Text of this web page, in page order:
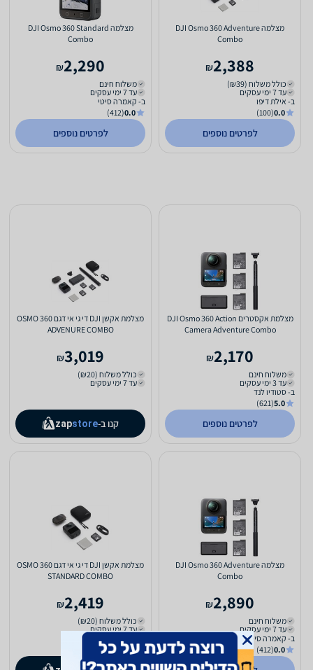
מצלמה DJI Osmo 360 Adventure
Combo
2,388
₪
כולל משלוח (₪39)
עד 7 ימי עסקים
ב- אילת דיפו
0.0
(100)
לפרטים נוספים
מצלמה DJI Osmo 360 Standard
Combo
2,290
₪
משלוח חינם
עד 7 ימי עסקים
ב- קאמרה סיטי
0.0
(412)
לפרטים נוספים
מצלמת אקסטרים DJI Osmo 360 Action
Camera Adventure Combo
2,170
₪
משלוח חינם
עד 3 ימי עסקים
ב- סטודיו לנד
5.0
(621)
לפרטים נוספים
מצלמת אקשן DJI די גי אי דגם OSMO 360
ADVENURE COMBO
3,019
₪
כולל משלוח (₪20)
עד 7 ימי עסקים
קנו ב- zapstore
מצלמה DJI Osmo 360 Adventure
Combo
2,890
₪
משלוח חינם
עד 7 ימי עסקים
ב- קאמרה סיטי
0.0
(412)
מצלמת אקשן DJI די גי אי דגם OSMO 360
STANDARD COMBO
2,419
₪
כולל משלוח (₪20)
עד 7 ימי עסקים